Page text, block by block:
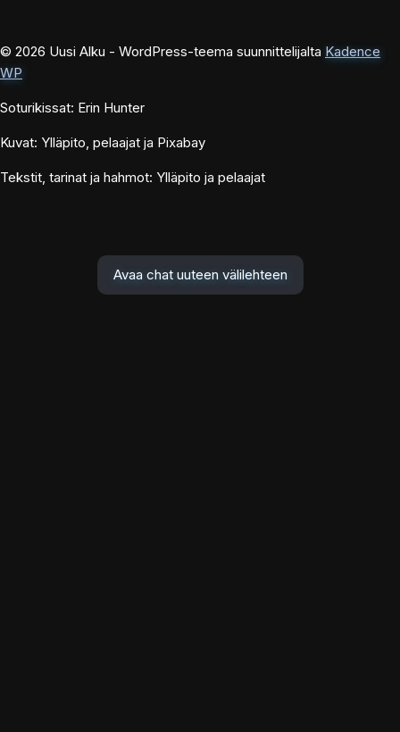
© 2026 Uusi Alku - WordPress-teema suunnittelijalta Kadence
WP
Soturikissat: Erin Hunter
Kuvat: Ylläpito, pelaajat ja Pixabay
Tekstit, tarinat ja hahmot: Ylläpito ja pelaajat
Avaa chat uuteen välilehteen